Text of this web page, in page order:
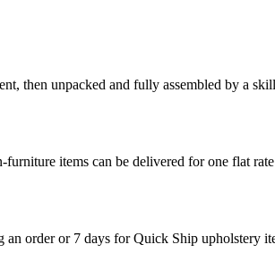
then unpacked and fully assembled by a
items can be delivered for one flat
order or 7 days for Quick Ship upholstery